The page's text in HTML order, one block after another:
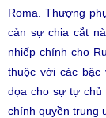
Roma. Thượng
cản sự chia cắt
nhiếp chính cho
thuộc với các
dọa cho sự tự chủ
chính quyền trung